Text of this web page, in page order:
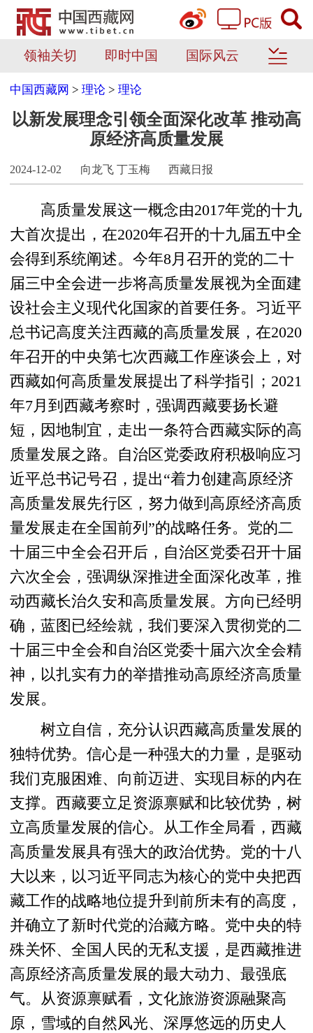
领袖关切 即时中国 国际风云
中国西藏网 >理论 >理论
以新发展理念引领全面深化改革 推动高
原经济高质量发展
2024-12-02 向龙飞 丁玉梅 西藏日报
高质量发展这一概念由2017年党的十九
大首次提出，在2020年召开的十九届五中全
会得到系统阐述。今年8月召开的党的二十
届三中全会进一步将高质量发展视为全面建
设社会主义现代化国家的首要任务。习近平
总书记高度关注西藏的高质量发展，在2020
年召开的中央第七次西藏工作座谈会上，对
西藏如何高质量发展提出了科学指引；2021
年7月到西藏考察时，强调西藏要扬长避
短，因地制宜，走出一条符合西藏实际的高
质量发展之路。自治区党委政府积极响应习
近平总书记号召，提出“着力创建高原经济
高质量发展先行区，努力做到高原经济高质
量发展走在全国前列”的战略任务。党的二
十届三中全会召开后，自治区党委召开十届
六次全会，强调纵深推进全面深化改革，推
动西藏长治久安和高质量发展。方向已经明
确，蓝图已经绘就，我们要深入贯彻党的二
十届三中全会和自治区党委十届六次全会精
神，以扎实有力的举措推动高原经济高质量
发展。
树立自信，充分认识西藏高质量发展的
独特优势。信心是一种强大的力量，是驱动
我们克服困难、向前迈进、实现目标的内在
支撑。西藏要立足资源禀赋和比较优势，树
立高质量发展的信心。从工作全局看，西藏
高质量发展具有强大的政治优势。党的十八
大以来，以习近平同志为核心的党中央把西
藏工作的战略地位提升到前所未有的高度，
并确立了新时代党的治藏方略。党中央的特
殊关怀、全国人民的无私支援，是西藏推进
高原经济高质量发展的最大动力、最强底
气。从资源禀赋看，文化旅游资源融聚高
原，雪域的自然风光、深厚悠远的历史人